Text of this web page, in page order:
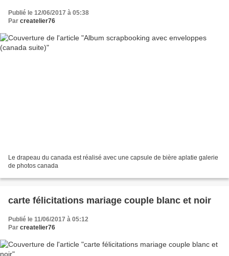
Publié le 12/06/2017 à 05:38
Par createlier76
Le drapeau du canada est réalisé avec une capsule de bière aplatie galerie
de photos canada
carte félicitations mariage couple blanc et noir
Publié le 11/06/2017 à 05:12
Par createlier76